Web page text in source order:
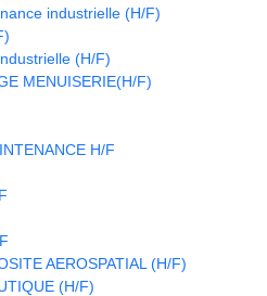
industrielle (H/F)
(H/F)
MENUISERIE(H/F)
H/F
AEROSPATIAL (H/F)
(H/F)